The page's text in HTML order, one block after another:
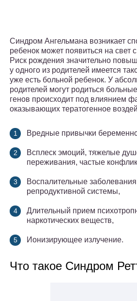
Синдром Ангельмана возникает
ребенок может появиться на свет
Риск рождения значительно
у одного из родителей имеется
уже есть больной ребенок. У
родителей могут родиться
генов происходит под влиянием
оказывающих тератогенное
Вредные привычки
Всплеск эмоций, тяжелые
переживания, частые
Воспалительные
репродуктивной системы,
Длительный прием
наркотических веществ,
Ионизирующее излучение.
Что такое Синдром